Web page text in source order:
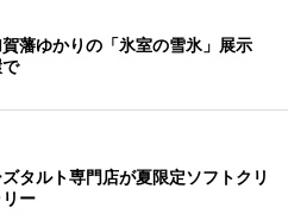
賀藩ゆかりの「氷室の雪氷」展示
タルト専門店が夏限定ソフトクリ
ー